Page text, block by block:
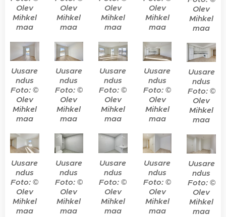
Olev
Mihkel
maa
Olev
Mihkel
maa
Olev
Mihkel
maa
Olev
Mihkel
maa
Olev
Mihkel
maa
Uusare
ndus
Foto: ©
Olev
Mihkel
maa
Uusare
ndus
Foto: ©
Olev
Mihkel
maa
Uusare
ndus
Foto: ©
Olev
Mihkel
maa
Uusare
ndus
Foto: ©
Olev
Mihkel
maa
Uusare
ndus
Foto: ©
Olev
Mihkel
maa
Uusare
ndus
Foto: ©
Olev
Mihkel
maa
Uusare
ndus
Foto: ©
Olev
Mihkel
maa
Uusare
ndus
Foto: ©
Olev
Mihkel
maa
Uusare
ndus
Foto: ©
Olev
Mihkel
maa
Uusare
ndus
Foto: ©
Olev
Mihkel
maa